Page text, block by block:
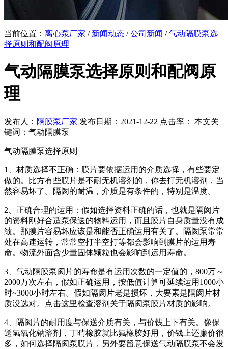
当前位置： 离心泵厂家 / 新闻动态 /公司新闻 /气动隔膜泵选
择原则和配阀原理
气动隔膜泵选择原则和配阀原
理
发布人： 隔膜泵厂家 发布日期：2021-12-22 点击率：
本文关
键词：气动隔膜泵
气动隔膜泵选择原则
1、材质选择不正确：膜片要依据运用的介质选择，有些要定
做的。比方有些膜片是不耐无机溶剂的，你去打无机溶剂，当
然容易坏了。隔阂的耐温，介质是有条件的，特别是温度。
2、正确合理的运用：假如选择资料正确的话，也就是隔阂片
的资料刚好合适泵保送的物料运用，而且膜片自身质量没有成
绩。那膜片容易坏应该是和能否正确运用有关了。隔阂泵常常
处在高速运转，常常空打半空打等都会影响到膜片的运用寿
命。物流外面含少量固体颗粒也会影响到运用寿命。
3、气动隔膜泵阂片的寿命是有运用次数的一定值的，800万～
2000万次左右，假如正确运用，按低值计算可延续运用1000小
时~3000小时左右。假如隔阂片老是损坏，大要素是隔阂片材
质没选对。点击这里检查溶剂关于隔阂泵膜片材质的影响。
4、隔阂片的耐用度与保送介质有关，与价钱上下有关。像保
送氢氧化钠溶剂，丁晴橡胶就比氟橡胶好用，价钱上还廉价很
多，如何选择隔阂泵膜片，另外要留意保送气动隔膜泵不会发